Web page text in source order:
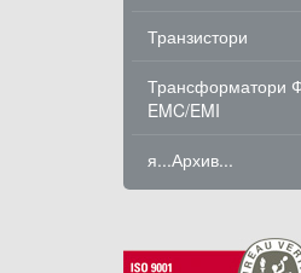
Транзистори
Трансформатори
EMC/EMI
я...Архив...